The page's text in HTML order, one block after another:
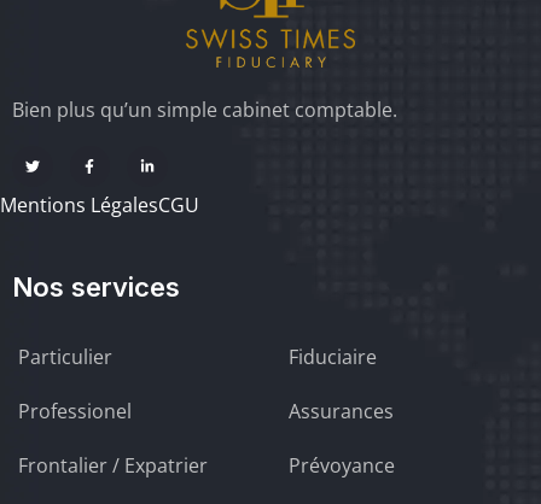
Bien plus qu’un simple cabinet comptable.
Mentions LégalesCGU
Nos services
Particulier
Professionel
Frontalier / Expatrier
Fiduciaire
Assurances
Prévoyance